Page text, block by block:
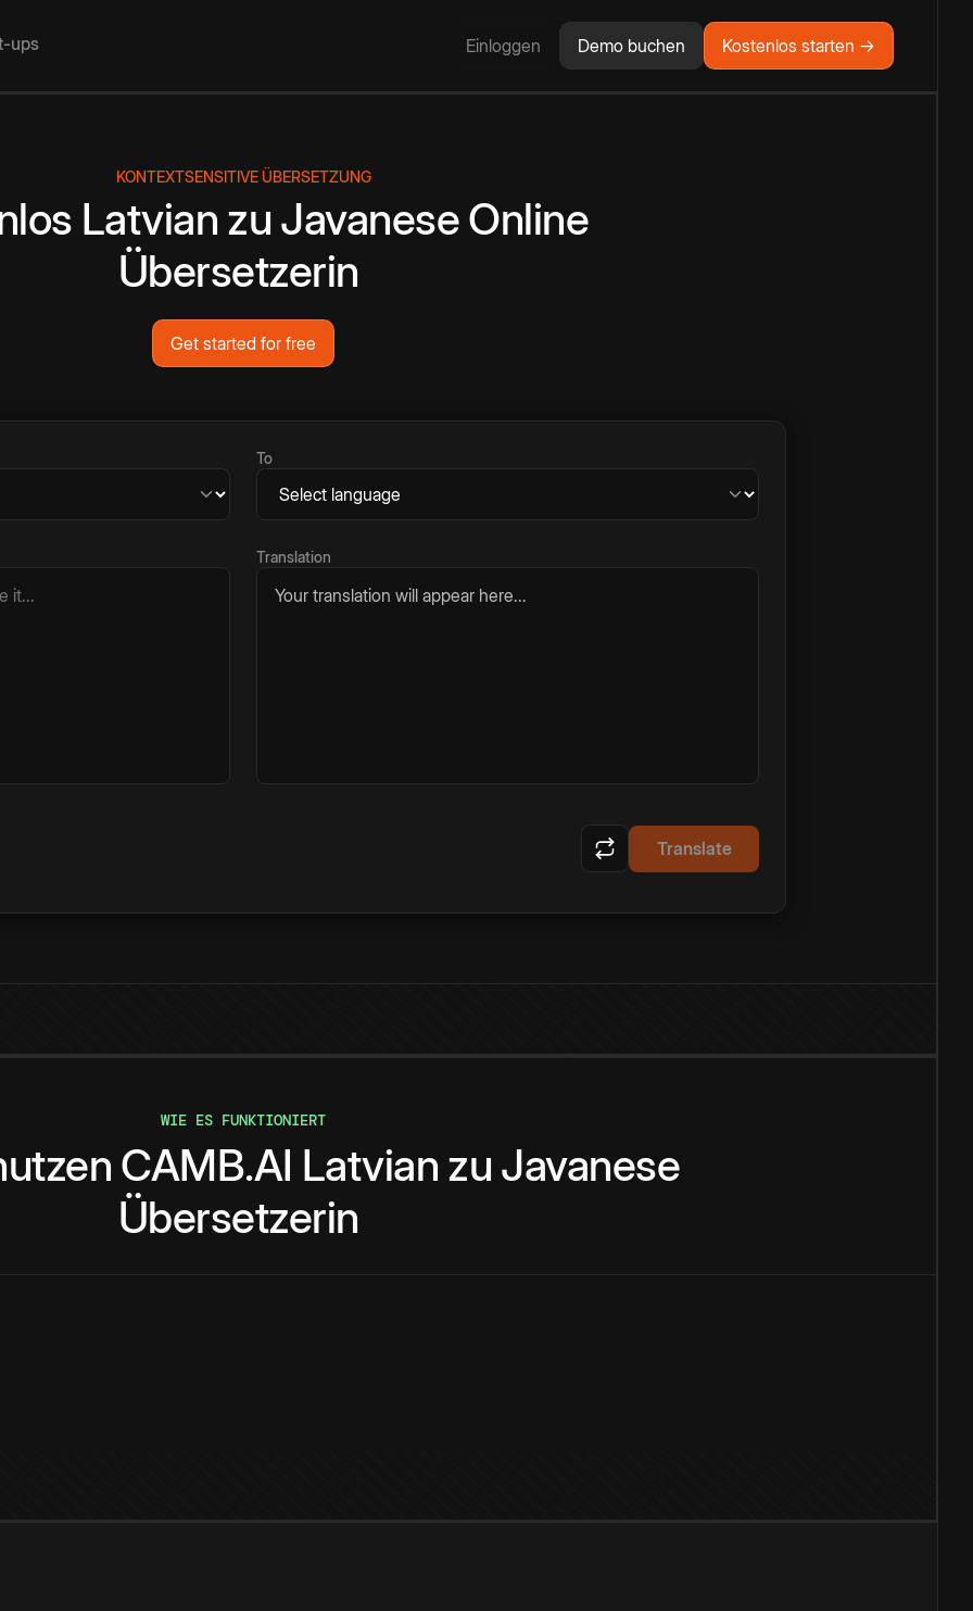
ups Einloggen Demo buchen Kostenlos starten →
KONTEXTSENSITIVE ÜBERSETZUNG
Latvian zu JavaneseOnline
Übersetzerin
Get started for free
To
Translation
Your translation will appear here...
Translate
WIE ES FUNKTIONIERT
CAMB.AI Latvian zu Javanese
Übersetzerin